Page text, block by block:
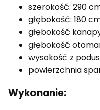
szerokość: 290
głębokość: 180
głębokość
głębokość
wysokość z
powierzchnia
Wykonanie: